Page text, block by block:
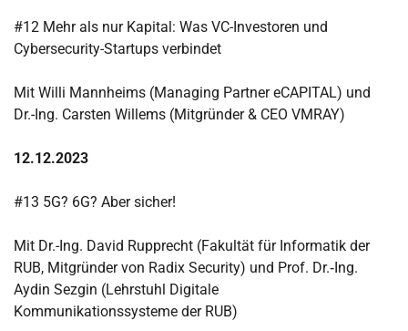
#12 Mehr als nur Kapital: Was VC-Investoren und
Cybersecurity-Startups verbindet
Mit Willi Mannheims (Managing Partner eCAPITAL) und
Dr.-Ing. Carsten Willems (Mitgründer & CEO VMRAY)
12.12.2023
#13 5G? 6G? Aber sicher!
Mit Dr.-Ing. David Rupprecht (Fakultät für Informatik der
RUB, Mitgründer von Radix Security) und Prof. Dr.‐Ing.
Aydin Sezgin (Lehrstuhl Digitale
Kommunikationssysteme der RUB)